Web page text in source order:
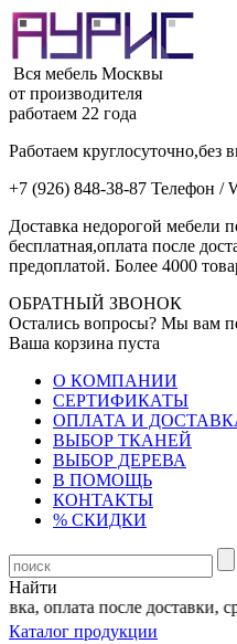
Вся мебель Москвы
от производителя
работаем 22 года
Работаем круглосуточно,без
+7 (926) 848-38-87 Телефон /
Доставка недорогой мебели
бесплатная,оплата после
предоплатой. Более 4000
ОБРАТНЫЙ ЗВОНОК
Остались вопросы? Мы вам
Ваша корзина пуста
О КОМПАНИИ
СЕРТИФИКАТЫ
ОПЛАТА И
ВЫБОР ТКАНЕЙ
ВЫБОР ДЕРЕВА
В ПОМОЩЬ
КОНТАКТЫ
% СКИДКИ
Найти
оплата после доставки,
Каталог продукции